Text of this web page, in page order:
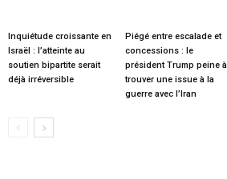
Inquiétude croissante en
Israël : l’atteinte au
soutien bipartite serait
déjà irréversible
Piégé entre escalade et
concessions : le
président Trump peine à
trouver une issue à la
guerre avec l’Iran